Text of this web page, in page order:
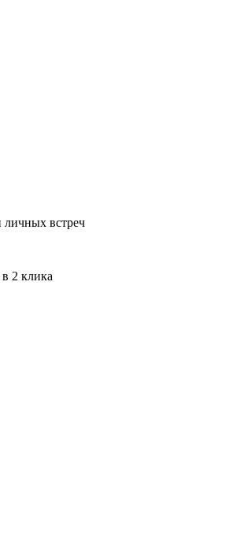
личных встреч
2 клика